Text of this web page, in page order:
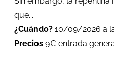
que...
¿Cuándo? 10/09/2026 a
Precios 9€ entrada